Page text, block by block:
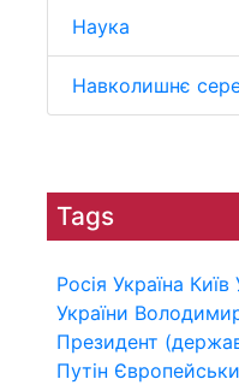
Наука
Навколишнє
Tags
Росія Україна Київ
України
Президент
Путін